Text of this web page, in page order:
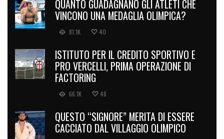
QUANTO GUADAGNANO GLI ATLETI CHE
VINCONO UNA MEDAGLIA OLIMPICA?
81.1K 40
ISTITUTO PER IL CREDITO SPORTIVO E
PRO VERCELLI, PRIMA OPERAZIONE DI
FACTORING
66.1K 48
QUESTO “SIGNORE” MERITA DI ESSERE
CACCIATO DAL VILLAGGIO OLIMPICO